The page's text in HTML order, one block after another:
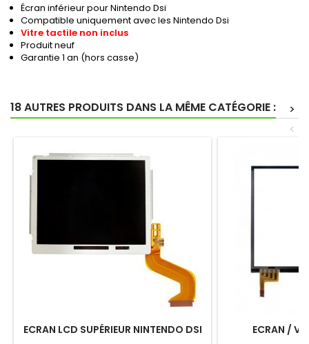
Écran inférieur pour Nintendo Dsi
Compatible uniquement avec les Nintendo Dsi
Vitre tactile non inclus
Produit neuf
Garantie 1 an (hors casse)
18 AUTRES PRODUITS DANS LA MÊME CATÉGORIE :
>
<
ECRAN LCD SUPÉRIEUR NINTENDO DSI ECRAN /